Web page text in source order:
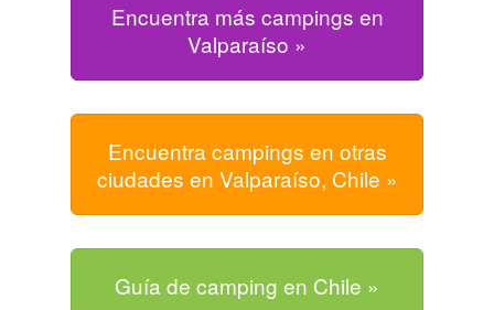
Encuentra más campings en
Valparaíso »
Encuentra campings en otras
ciudades en Valparaíso, Chile »
Guía de camping en Chile »